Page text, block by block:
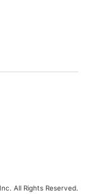
All Rights Reserved.